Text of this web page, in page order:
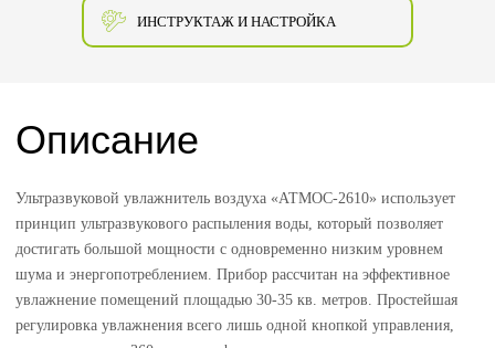
ИНСТРУКТАЖ И НАСТРОЙКА
Описание
Ультразвуковой увлажнитель воздуха «АТМОС-2610» использует
принцип ультразвукового распыления воды, который позволяет
достигать большой мощности с одновременно низким уровнем
шума и энергопотреблением. Прибор рассчитан на эффективное
увлажнение помещений площадью 30-35 кв. метров. Простейшая
регулировка увлажнения всего лишь одной кнопкой управления,